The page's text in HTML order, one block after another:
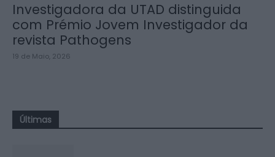
Investigadora da UTAD distinguida
com Prémio Jovem Investigador da
revista Pathogens
19 de Maio, 2026
Últimas